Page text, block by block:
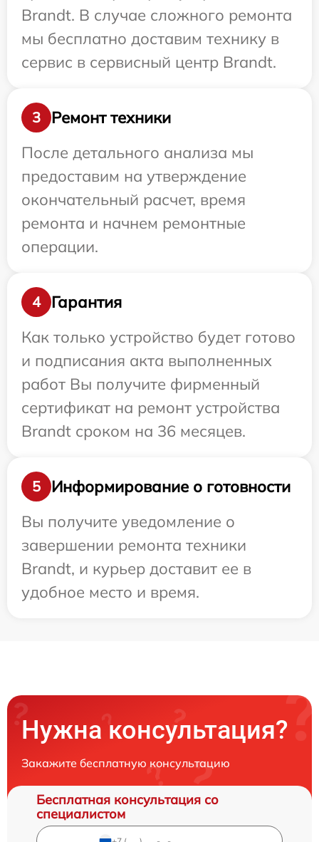
Brandt. В случае сложного ремонта
мы бесплатно доставим технику в
сервис в сервисный центр Brandt.
3
Ремонт техники
После детального анализа мы
предоставим на утверждение
окончательный расчет, время
ремонта и начнем ремонтные
операции.
4
Гарантия
Как только устройство будет готово
и подписания акта выполненных
работ Вы получите фирменный
сертификат на ремонт устройства
Brandt сроком на 36 месяцев.
5
Информирование о готовности
Вы получите уведомление о
завершении ремонта техники
Brandt, и курьер доставит ее в
удобное место и время.
Нужна консультация?
Закажите бесплатную консультацию
Бесплатная консультация со
специалистом